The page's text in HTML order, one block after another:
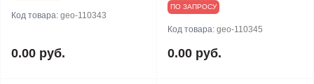
Код товара: geo-110343
0.00 руб.
ПО ЗАПРОСУ
Код товара: geo-110345
0.00 руб.